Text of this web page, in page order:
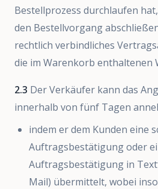
Bestellprozess durchlaufen
den Bestellvorgang
rechtlich verbindliches
die im Warenkorb enthaltenen
2.3 Der Verkäufer kann das
innerhalb von fünf Tagen
indem er dem Kunden eine
Auftragsbestätigung oder
Auftragsbestätigung in
Mail) übermittelt, wobei